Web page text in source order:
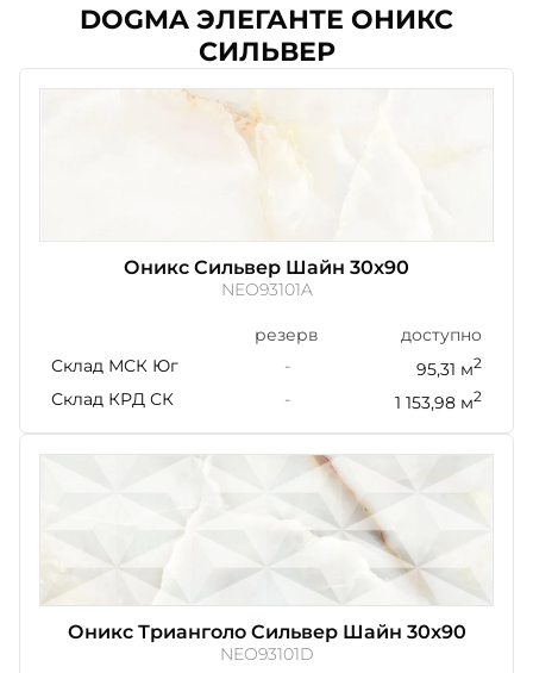
DOGMA ЭЛЕГАНТЕ ОНИКС
СИЛЬВЕР
Оникс Сильвер Шайн 30x90
NEO93101A
резерв
доступно
Склад МСК Юг
- 95,31 м2
Склад КРД СК - 1 153,98 м2
Оникс Трианголо Сильвер Шайн 30x90
NEO93101D